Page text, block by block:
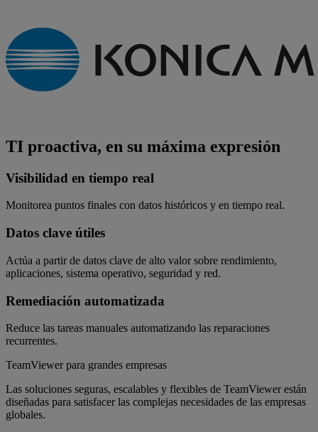
TI proactiva, en su máxima expresión
Visibilidad en tiempo real
Monitorea puntos finales con datos históricos y en tiempo real.
Datos clave útiles
Actúa a partir de datos clave de alto valor sobre rendimiento,
aplicaciones, sistema operativo, seguridad y red.
Remediación automatizada
Reduce las tareas manuales automatizando las reparaciones
recurrentes.
TeamViewer para grandes empresas
Las soluciones seguras, escalables y flexibles de TeamViewer están
diseñadas para satisfacer las complejas necesidades de las empresas
globales.